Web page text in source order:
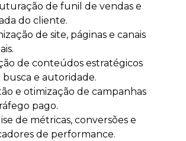
de funil de vendas e
do cliente.
de site, páginas e canais
de conteúdos estratégicos
busca e autoridade.
e otimização de campanhas
pago.
de métricas, conversões e
de performance.